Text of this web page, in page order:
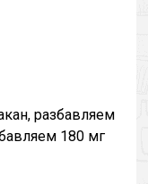
разбавляем
180 мг